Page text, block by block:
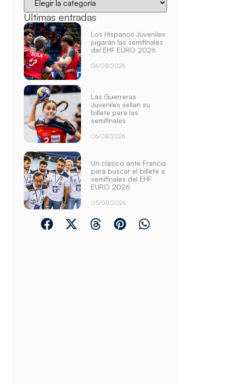
Últimas entradas
Los Hispanos Juveniles
jugarán las semifinales
del EHF EURO 2026
06/08/2026
Las Guerreras
Juveniles sellan su
billete para las
semifinales
06/08/2026
Un clásico ante Francia
para buscar el billete a
semifinales del EHF
EURO 2026
05/08/2026